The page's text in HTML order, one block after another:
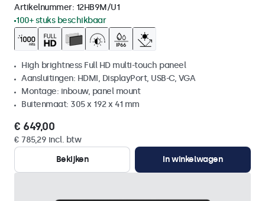
Artikelnummer: 12HB9M/U1
100+ stuks beschikbaar
High brightness Full HD multi-touch paneel
Aansluitingen: HDMI, DisplayPort, USB-C, VGA
Montage: inbouw, panel mount
Buitenmaat: 305 x 192 x 41 mm
€ 649,00
€ 785,29 incl. btw
Bekijken
In winkelwagen